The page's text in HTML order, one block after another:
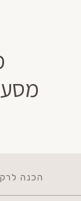
הכנה